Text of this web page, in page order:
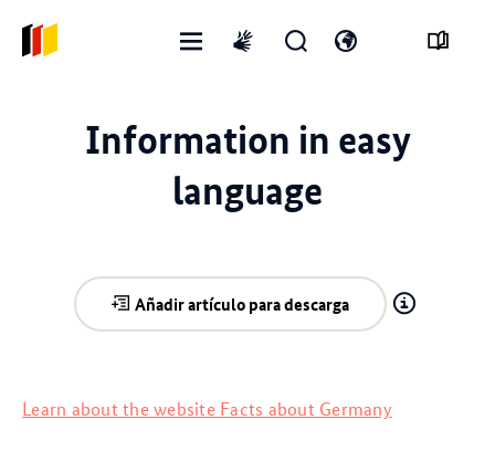
búsqueda
de
idioma
Information in easy
language
Añadir artículo para descarga
Learn about the website Facts about Germany